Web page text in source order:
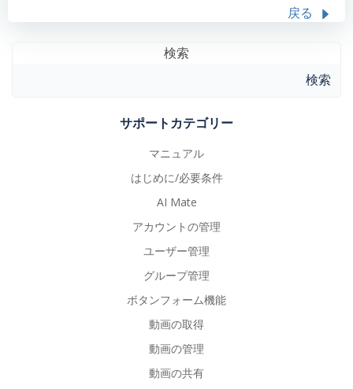
戻る
検索
検索
サポートカテゴリー
マニュアル
はじめに/必要条件
AI Mate
アカウントの管理
ユーザー管理
グループ管理
ボタンフォーム機能
動画の取得
動画の管理
動画の共有